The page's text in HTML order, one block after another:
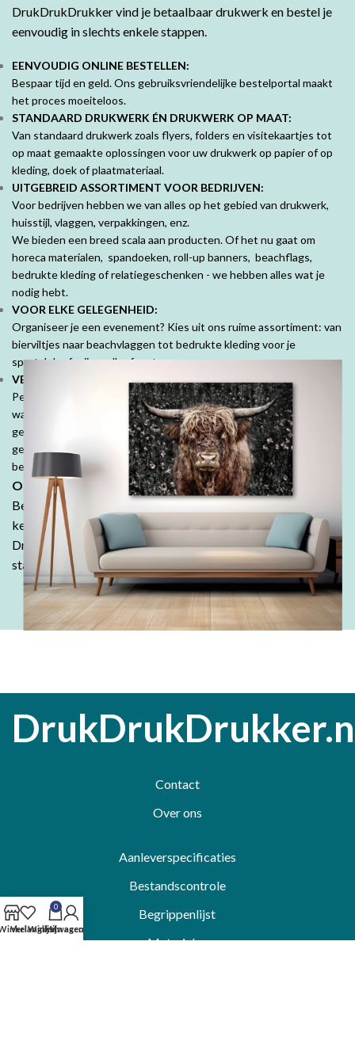
DrukDrukDrukker vind je betaalbaar drukwerk en bestel je
eenvoudig in slechts enkele stappen.
EENVOUDIG ONLINE BESTELLEN:
Bespaar tijd en geld. Ons gebruiksvriendelijke bestelportal maakt
het proces moeiteloos.
STANDAARD DRUKWERK ÉN DRUKWERK OP MAAT:
Van standaard drukwerk zoals flyers, folders en visitekaartjes tot
op maat gemaakte oplossingen voor uw drukwerk op papier of op
kleding, doek of plaatmateriaal.
UITGEBREID ASSORTIMENT VOOR BEDRIJVEN:
Voor bedrijven hebben we van alles op het gebied van drukwerk,
huisstijl, vlaggen, verpakkingen, enz.
We bieden een breed scala aan producten. Of het nu gaat om
horeca materialen, spandoeken, roll-up banners, beachflags,
bedrukte kleding of relatiegeschenken - we hebben alles wat je
nodig hebt.
VOOR ELKE GELEGENHEID:
Organiseer je een evenement? Kies uit ons ruime assortiment: van
bierviltjes naar beachvlaggen tot bedrukte kleding voor je
sportclub of vrijgezellenfeest.
VEEL MOOIE PRODUCTEN VOOR PARTICULIEREN:
Personaliseer je ruimte met mooie fotoproducten. Prachtige
wanddecoraties, fotobehang, fotoboeken, kussens en tuinposters,
geef jouw herinneringen een speciale plek. Denk ook aan
geboorte- of trouwkaarten, geboortekussens en je persoonlijk
bedrukte tafelkleed.
Ontdek de DrukDrukDrukker-ervaring:
Bestel in onze webshop en ontdek waarom klanten keer op
keer kiezen voor de kwaliteit en betaalbaarheid van
DrukDrukDrukker.Laat jouw ideeën tot leven komen - wij
staan voor je klaar!
Contact
Over ons
Aanleverspecificaties
Bestandscontrole
Begrippenlijst
Materialen
Verlanglijst
0
Winkelwagen
Mijn account